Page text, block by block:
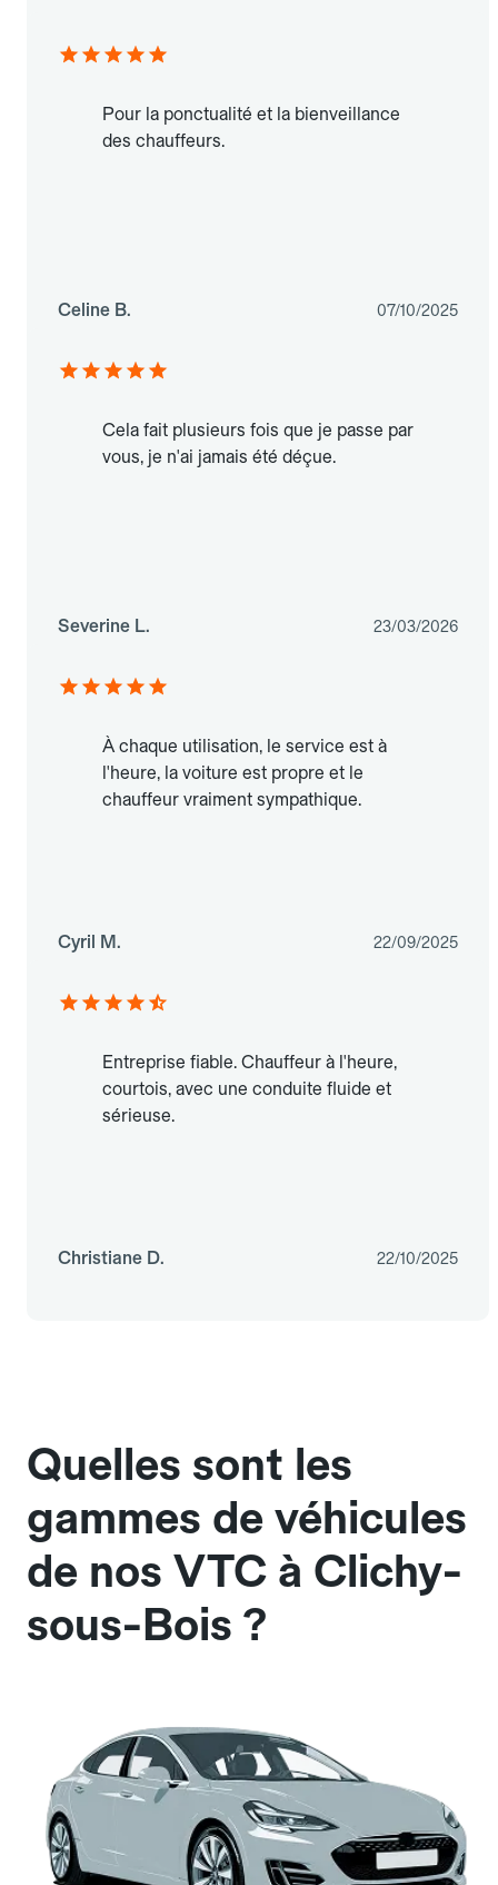
Pour la ponctualité et la bienveillance
des chauffeurs.
Celine B. 07/10/2025
Cela fait plusieurs fois que je passe par
vous, je n'ai jamais été déçue.
Severine L. 23/03/2026
À chaque utilisation, le service est à
l'heure, la voiture est propre et le
chauffeur vraiment sympathique.
Cyril M. 22/09/2025
Entreprise fiable. Chauffeur à l'heure,
courtois, avec une conduite fluide et
sérieuse.
Christiane D. 22/10/2025
Quelles sont les
gammes de véhicules
de nos VTC à Clichy-
sous-Bois ?